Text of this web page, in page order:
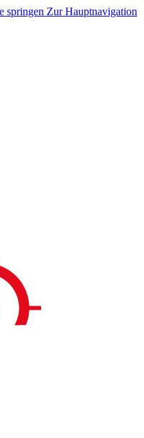
springen Zur Hauptnavigation